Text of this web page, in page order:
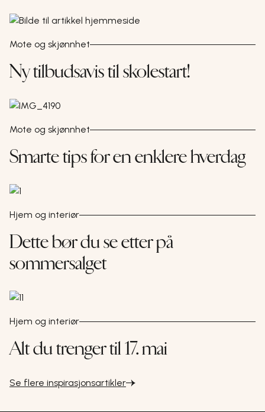
Mote og skjønnhet
Ny tilbudsavis til skolestart!
Mote og skjønnhet
Smarte tips for en enklere hverdag
Hjem og interiør
Dette bør du se etter på
sommersalget
Hjem og interiør
Alt du trenger til 17. mai
Se flere inspirasjonsartikler